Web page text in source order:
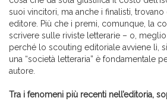
suoi vincitori, ma anche i finalisti,
editore. Più che i premi, comunque, la
scrivere sulle riviste letterarie – o,
perché lo scouting editoriale avviene lì,
una “società letteraria” è fondamentale
autore.
Tra i fenomeni più recenti nell’editoria,